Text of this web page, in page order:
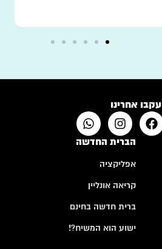
עקבו אחרינו
הברית החדשה
אפליקציה
קריאה אונליין
ברית חדשה בחינם
ישוע הוא המשיח?!